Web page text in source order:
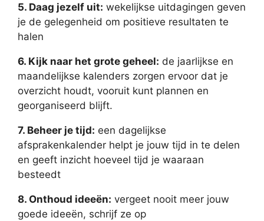
5. Daag jezelf uit: wekelijkse uitdagingen geven
je de gelegenheid om positieve resultaten te
halen
6. Kijk naar het grote geheel: de jaarlijkse en
maandelijkse kalenders zorgen ervoor dat je
overzicht houdt, vooruit kunt plannen en
georganiseerd blijft.
7. Beheer je tijd: een dagelijkse
afsprakenkalender helpt je jouw tijd in te delen
en geeft inzicht hoeveel tijd je waaraan
besteedt
8. Onthoud ideeën: vergeet nooit meer jouw
goede ideeën, schrijf ze op